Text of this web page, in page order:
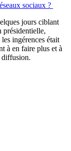
sociaux ?
jours ciblant
présidentielle,
ingérences était
à en faire plus et à
diffusion.